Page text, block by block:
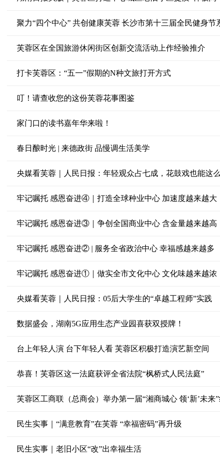
芙蓉区在全国旅游休闲街区创新交流活动上作经验推介
打卡芙蓉区：“五一”假期的N种文旅打开方式
叮！请查收您的这份芙蓉花事图鉴
家门口的读书嘉年华来啦！
春日酿时光 | 来德政街 品慢调生活美学
央媒看芙蓉｜人民日报：年轻观众占七成，花鼓戏也能这
牢记嘱托 感恩奋进④｜打造全球种业中心 加速度越来越大
牢记嘱托 感恩奋进③｜争创全国商业中心 含金量越来越高
牢记嘱托 感恩奋进② | 服务全省政治中心 幸福感越来越多
牢记嘱托 感恩奋进①｜做实全市文化中心 文化味越来越浓
央媒看芙蓉｜人民日报：05后大学生的“卓越工程师”实践
数据盛会，湖南5G应用生态产业园喜获双授牌！
台上年轻人演 台下年轻人看 芙蓉区积极打造演艺新空间
恭喜！芙蓉区这一法庭获评全省法院“枫桥式人民法庭”
芙蓉区工商联（总商会）举办第一届“湘商城心 领‘新’未来
民生实事｜“满意教育”在芙蓉 “幸福密码”再升级
民生实事｜老旧小区“改”出幸福生活